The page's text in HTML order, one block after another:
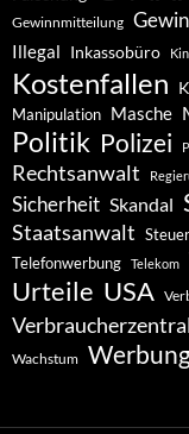
Gewinnmitteilung
Illegal Inkassobüro
Kostenfallen
Manipulation Masche
Politik Polizei
Rechtsanwalt
Sicherheit Skandal
Staatsanwalt
Telefonwerbung Telekom
Urteile USA
Wachstum